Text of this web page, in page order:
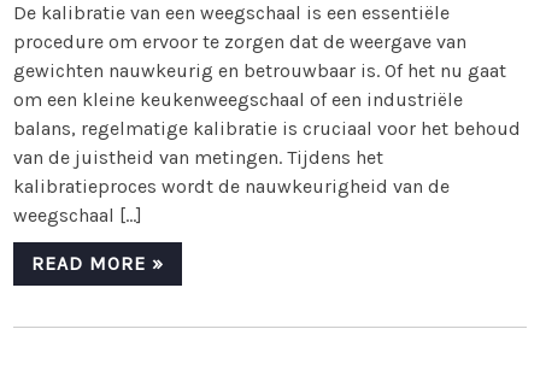
De kalibratie van een weegschaal is een essentiële
procedure om ervoor te zorgen dat de weergave van
gewichten nauwkeurig en betrouwbaar is. Of het nu gaat
om een kleine keukenweegschaal of een industriële
balans, regelmatige kalibratie is cruciaal voor het behoud
van de juistheid van metingen. Tijdens het
kalibratieproces wordt de nauwkeurigheid van de
weegschaal […]
READ MORE »